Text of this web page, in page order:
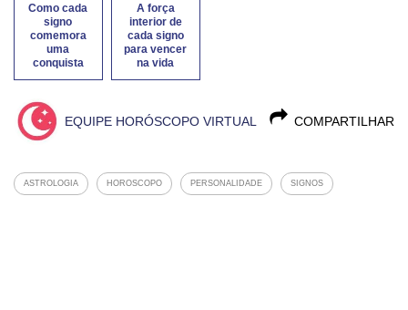
Como cada
signo
comemora
uma
conquista
A força
interior de
cada signo
para vencer
na vida
COMPARTILHAR
EQUIPE HORÓSCOPO VIRTUAL
ASTROLOGIA HOROSCOPO PERSONALIDADE SIGNOS